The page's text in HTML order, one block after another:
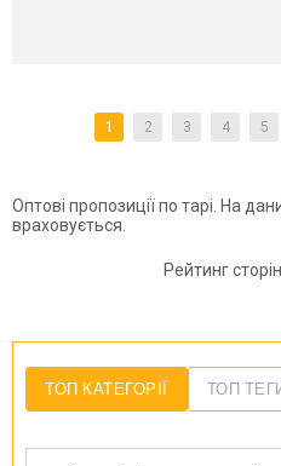
1 2 3 4 5
Оптові пропозиціїпо тарі На
враховується
Рейтинг
ТОП КАТЕГОРІЇ ТОП